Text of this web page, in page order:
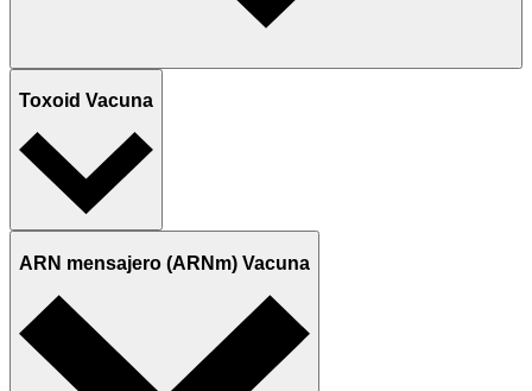
Toxoid Vacuna
ARN mensajero (ARNm) Vacuna